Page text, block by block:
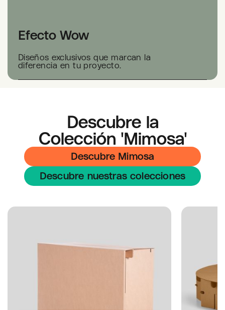
Efecto Wow
Diseños exclusivos que marcan la
diferencia en tu proyecto.
Descubre la
Colección 'Mimosa'
Descubre Mimosa
Descubre nuestras colecciones